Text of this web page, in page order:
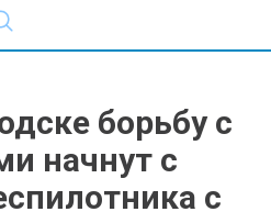
борьбу с
начнут с
с